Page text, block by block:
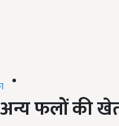
अन्य फलों की